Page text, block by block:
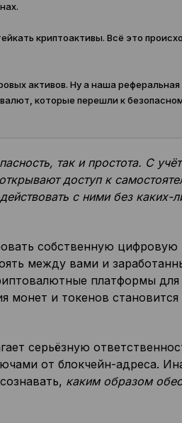
криптоактивы. Всё это
активов. Ну а наша
которые перешли к
так и простота. С
доступ к
с ними без каких-
собственную цифровую
между вами и
платформы для
монет и токенов становится
серьёзную
от блокчейн-адреса.
каким образом